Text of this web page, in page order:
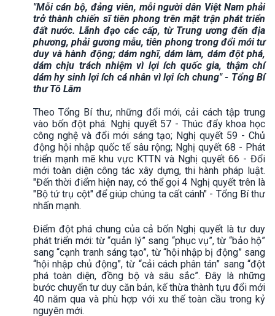
"Mỗi cán bộ, đảng viên, mỗi người dân Việt Nam phải
trở thành chiến sĩ tiên phong trên mặt trận phát triển
đất nước. Lãnh đạo các cấp, từ Trung ương đến địa
phương, phải gương mẫu, tiên phong trong đổi mới tư
duy và hành động; dám nghĩ, dám làm, dám đột phá,
dám chịu trách nhiệm vì lợi ích quốc gia, thậm chí
dám hy sinh lợi ích cá nhân vì lợi ích chung" - Tổng Bí
thư Tô Lâm
Theo Tổng Bí thư, những đổi mới, cải cách tập trung
vào bốn đột phá: Nghị quyết 57 - Thúc đẩy khoa học
công nghệ và đổi mới sáng tạo; Nghị quyết 59 - Chủ
động hội nhập quốc tế sâu rộng; Nghị quyết 68 - Phát
triển mạnh mẽ khu vực KTTN và Nghị quyết 66 - Đổi
mới toàn diện công tác xây dựng, thi hành pháp luật.
"Đến thời điểm hiện nay, có thể gọi 4 Nghị quyết trên là
"Bộ tứ trụ cột" để giúp chúng ta cất cánh" - Tổng Bí thư
nhấn mạnh.
Điểm đột phá chung của cả bốn Nghị quyết là tư duy
phát triển mới: từ “quản lý” sang “phục vụ”, từ “bảo hộ”
sang “cạnh tranh sáng tạo”, từ “hội nhập bị động” sang
“hội nhập chủ động”, từ “cải cách phân tán” sang “đột
phá toàn diện, đồng bộ và sâu sắc”. Đây là những
bước chuyển tư duy căn bản, kế thừa thành tựu đổi mới
40 năm qua và phù hợp với xu thế toàn cầu trong kỷ
nguyên mới.